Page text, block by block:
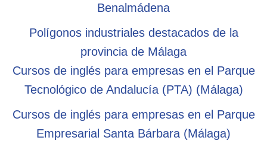
Benalmádena
Polígonos industriales destacados de la
provincia de Málaga
Cursos de inglés para empresas en el Parque
Tecnológico de Andalucía (PTA) (Málaga)
Cursos de inglés para empresas en el Parque
Empresarial Santa Bárbara (Málaga)